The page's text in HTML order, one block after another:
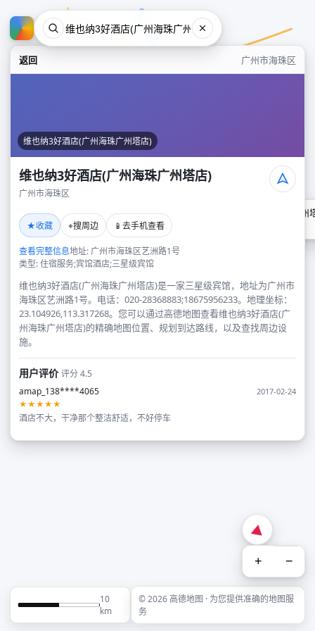
返回 广州市海珠区
维也纳3好酒店(广州海珠广州塔店)
维也纳3好酒店(广州海珠广州塔店)
广州市海珠区
★收藏 ⌖搜周边 📱 去手机查看
查看完整信息地址: 广州市海珠区艺洲路1号
类型: 住宿服务;宾馆酒店;三星级宾馆
维也纳3好酒店(广州海珠广州塔店)是一家三星级宾馆，地址为广州市
海珠区艺洲路1号。电话：020-28368883;18675956233。地理坐标：
23.104926,113.317268。您可以通过高德地图查看维也纳3好酒店(广
州海珠广州塔店)的精确地图位置、规划到达路线，以及查找周边设
施。
用户评价评分 4.5
amap_138****4065
2017-02-24
★★★★★
酒店不大，干净那个整洁舒适，不好停车
维也纳3好酒店(广州海珠广州
+ −
10
km
© 2026 高德地图 · 为您提供准确的地图服
务